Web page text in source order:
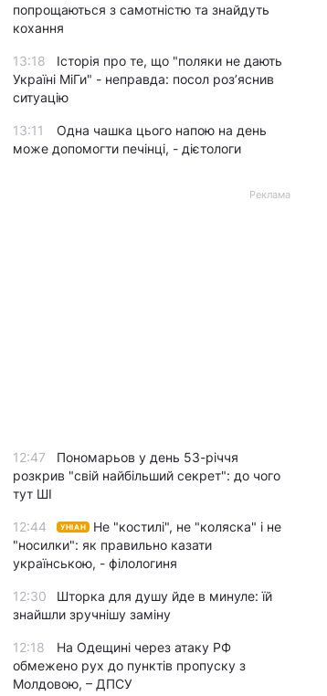
умовах: найкращі
способи
попрощаються з самотністю та знайдуть
кохання
13:18
Історія про те, що "поляки не дають
Україні МіГи" - неправда: посол роз’яснив
ситуацію
13:11
Одна чашка цього напою на день
може допомогти печінці, - дієтологи
Реклама
12:47
Пономарьов у день 53-річчя
розкрив "свій найбільший секрет": до чого
тут ШІ
12:44 УНІАН
Не "костилі", не "коляска" і не
"носилки": як правильно казати
українською, - філологиня
12:30
Шторка для душу йде в минуле: їй
знайшли зручнішу заміну
12:18
На Одещині через атаку РФ
обмежено рух до пунктів пропуску з
Молдовою, – ДПСУ